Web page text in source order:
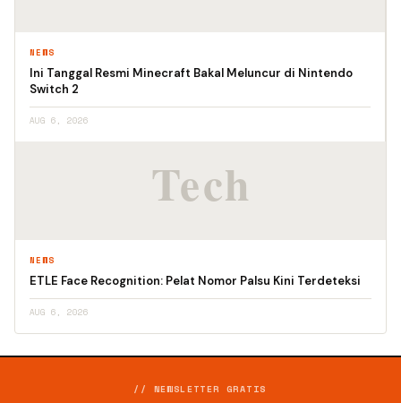
NEWS
Ini Tanggal Resmi Minecraft Bakal Meluncur di Nintendo
Switch 2
AUG 6, 2026
NEWS
ETLE Face Recognition: Pelat Nomor Palsu Kini Terdeteksi
AUG 6, 2026
// NEWSLETTER GRATIS